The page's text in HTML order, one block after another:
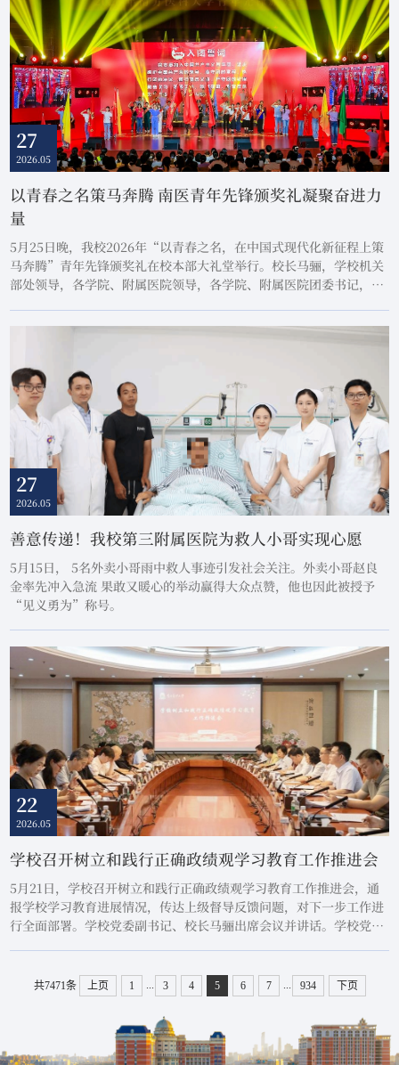
27
2026.05
以青春之名策马奔腾 南医青年先锋颁奖礼凝聚奋进力
量
5月25日晚，我校2026年“以青春之名，在中国式现代化新征程上策
马奔腾”青年先锋颁奖礼在校本部大礼堂举行。校长马骊，学校机关
部处领导，各学院、附属医院领导，各学院、附属医院团委书记，以
27
2026.05
善意传递！我校第三附属医院为救人小哥实现心愿
5月15日， 5名外卖小哥雨中救人事迹引发社会关注。外卖小哥赵良
金率先冲入急流 果敢又暖心的举动赢得大众点赞，他也因此被授予
“见义勇为”称号。
22
2026.05
学校召开树立和践行正确政绩观学习教育工作推进会
5月21日，学校召开树立和践行正确政绩观学习教育工作推进会，通
报学校学习教育进展情况，传达上级督导反馈问题，对下一步工作进
行全面部署。学校党委副书记、校长马骊出席会议并讲话。学校党委
“关键少数”带动“绝大多数”。二级党组织要强化责任落实，坚持
学是基础、查是关键、改是目的的导向，分层...
共7471条 上页 1 3 4 5 6 7 934 下页